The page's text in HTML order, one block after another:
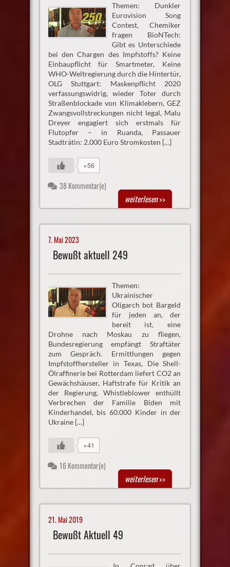
Themen: Dunkler
Eurovision Song
Contest, Chemiker
fragen BioNTech:
Gibt es Unterschiede
bei den Chargen des Impfstoffs? Keine
Einbaupflicht für Smartmeter, Keine
WHO-Weltregierung durch die Hintertür,
OLG Stuttgart: Maskenpflicht 2020
verfassungswidrig, wieder Toter durch
Straßenblockade von Klimaklebern, GEZ
Zwangsvollstreckungen nicht legal, Malu
Dreyer engagiert sich erstmals für
Flutopfer – in Ruanda, Passauer
Stadträtin: 2.000 Euro Stromkosten […]
+56
38 Kommentar(e)
weiterlesen>>
7. Mai 2023
Bewußt aktuell 249
Themen:
Ukrainischer
Oligarch bot Bargeld
für jeden an, der
bereit ist, eine
Drohne nach Moskau zu fliegen,
Bundesregierung empfängt Straftäter
zum Gespräch. Ermittlungen gegen
Impfstoffhersteller in Texas, Die Shell-
Ölraffinerie bei Rotterdam liefert CO2 an
Gewächshäuser, Haftstrafe für Kritik an
der Regierung, Whistleblower enthüllt
Verbrechen der Familie Biden mit
Kinderhandel, bis 60.000 Kinder in der
Ukraine […]
+41
16 Kommentar(e)
weiterlesen>>
21. Mai 2019
Bewußt Aktuell 49